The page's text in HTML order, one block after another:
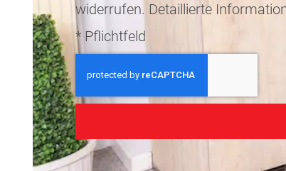
widerrufen. Detaillierte
* Pflichtfeld